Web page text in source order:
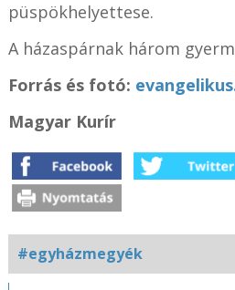
püspökhelyettese.
A házaspárnak három
Forrás és fotó:
Magyar Kurír
#egyházmegyék